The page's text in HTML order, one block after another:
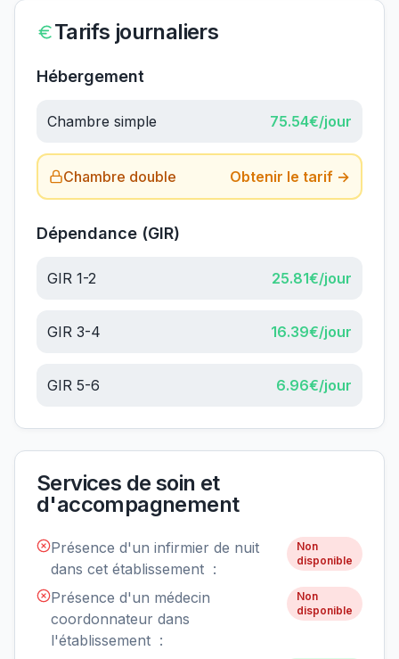
Tarifs journaliers
Hébergement
Chambre simple 75.54€/jour
Chambre double Obtenir le tarif →
Dépendance (GIR)
GIR 1-2 25.81€/jour
GIR 3-4 16.39€/jour
GIR 5-6 6.96€/jour
Services de soin et
d'accompagnement
Présence d'un infirmier de nuit
dans cet établissement :
Non
disponible
Présence d'un médecin
coordonnateur dans
l'établissement :
Non
disponible